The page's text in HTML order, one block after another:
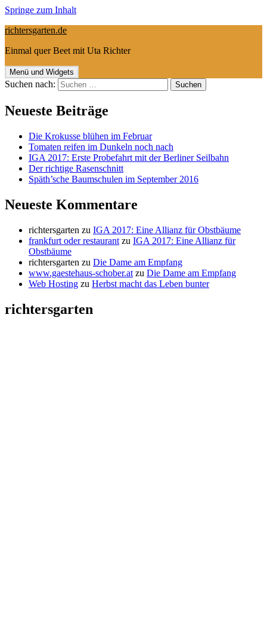
Springe zum Inhalt
richtersgarten.de
Einmal quer Beet mit Uta Richter
Menü und Widgets
Suchen nach:
Neueste Beiträge
Die Krokusse blühen im Februar
Tomaten reifen im Dunkeln noch nach
IGA 2017: Erste Probefahrt mit der Berliner Seilbahn
Der richtige Rasenschnitt
Späth’sche Baumschulen im September 2016
Neueste Kommentare
richtersgarten zu IGA 2017: Eine Allianz für Obstbäume
frankfurt oder restaurant zu IGA 2017: Eine Allianz für
Obstbäume
richtersgarten zu Die Dame am Empfang
www.gaestehaus-schober.at zu Die Dame am Empfang
Web Hosting zu Herbst macht das Leben bunter
richtersgarten